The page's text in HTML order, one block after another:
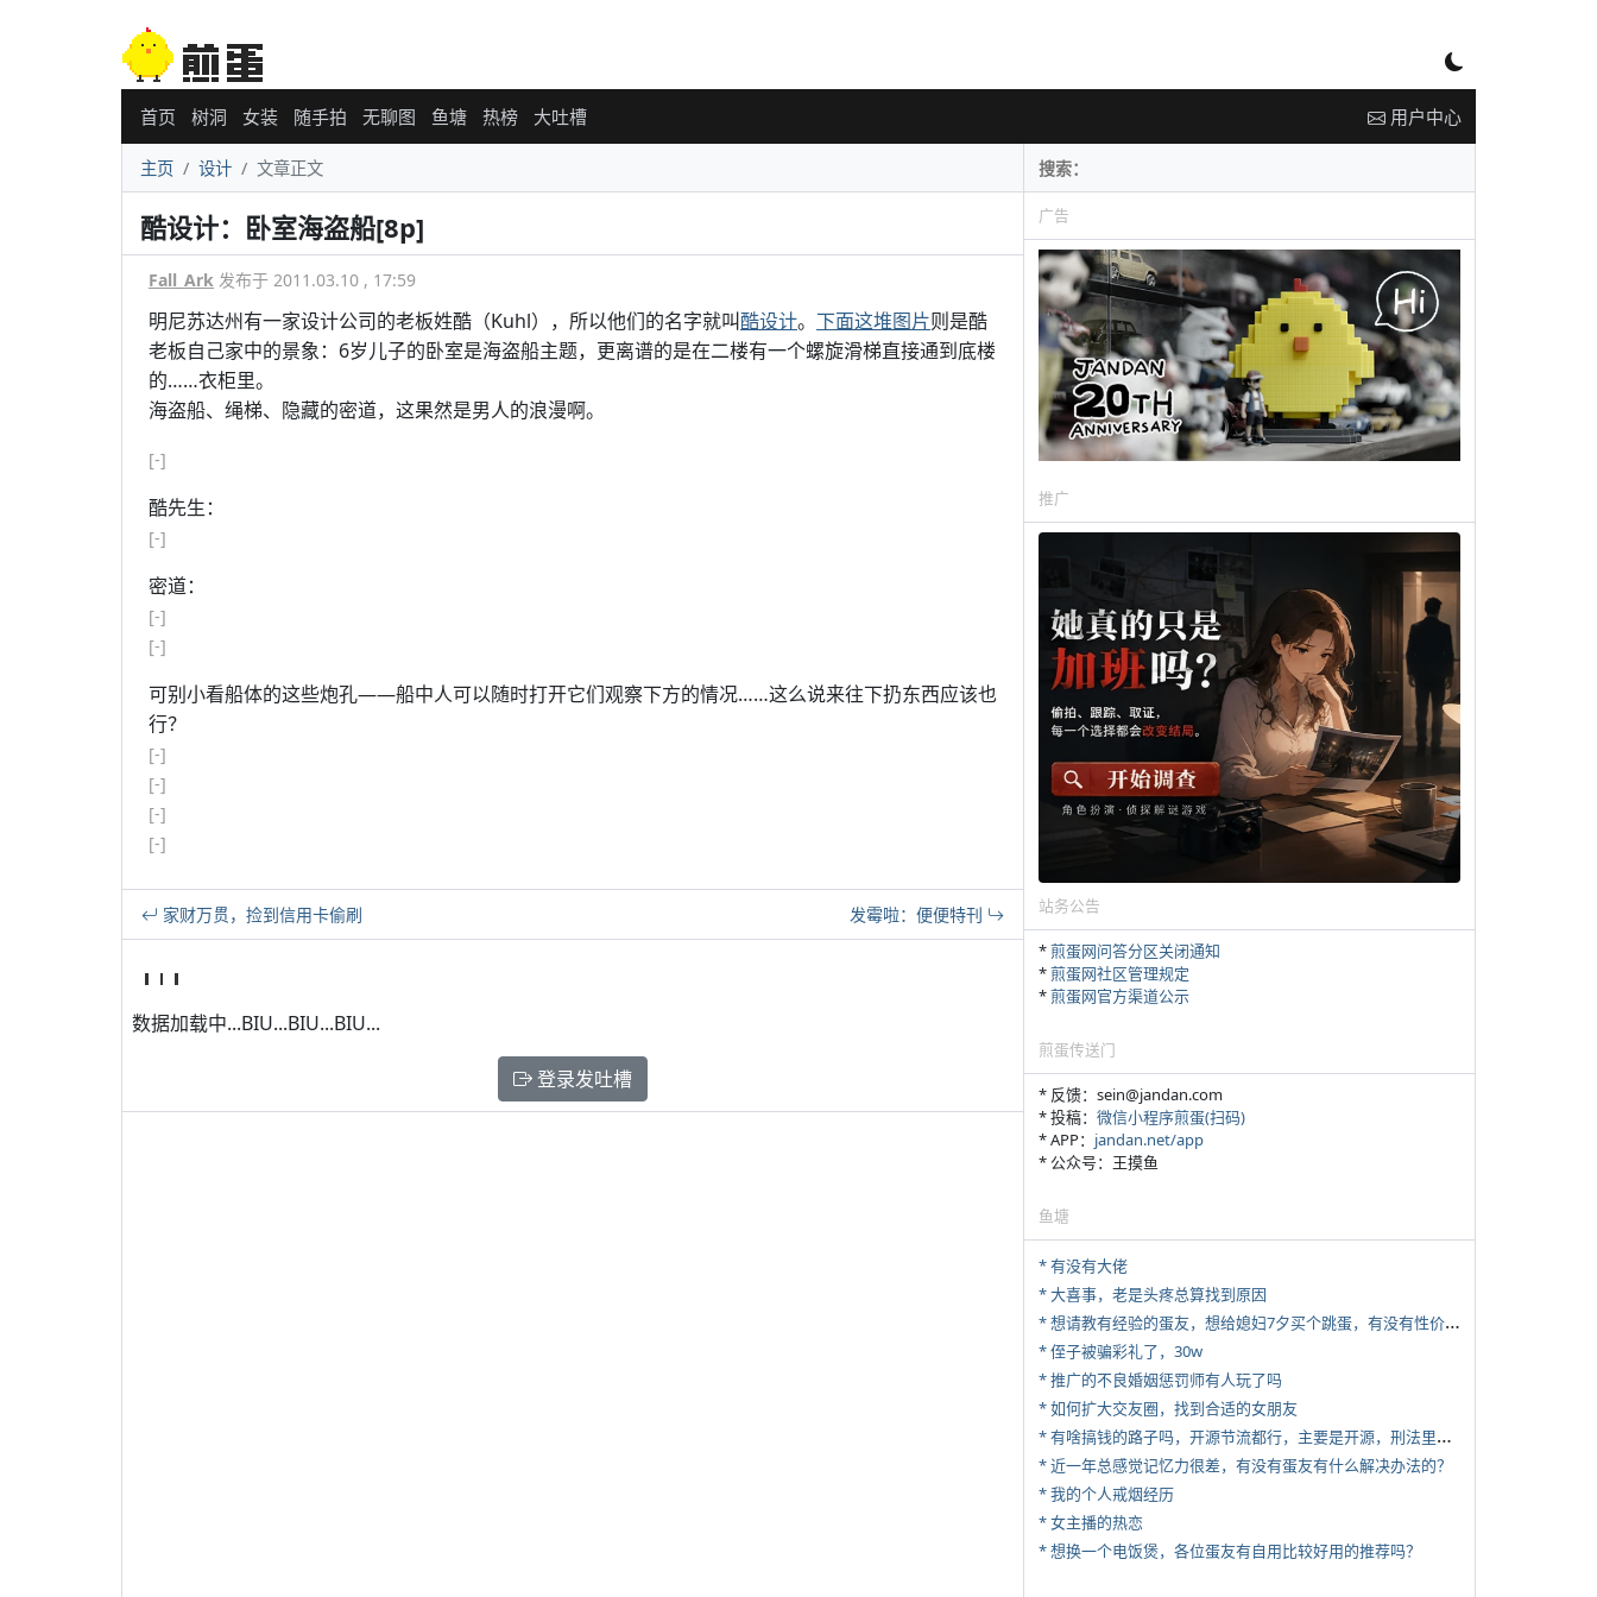
首页 树洞 女装 随手拍 无聊图 鱼塘 热榜 大吐槽 用户中心
主页 设计 文章正文
酷设计：卧室海盗船[8p]
Fall_Ark 发布于 2011.03.10 , 17:59
明尼苏达州有一家设计公司的老板姓酷（Kuhl），所以他们的名字就叫酷设计。 下面这堆图片则是酷
老板自己家中的景象：6岁儿子的卧室是海盗船主题，更离谱的是在二楼有一个螺旋滑梯直接通到底楼
的……衣柜里。
海盗船、绳梯、隐藏的密道，这果然是男人的浪漫啊。
[-]
酷先生：
[-]
密道：
[-]
[-]
可别小看船体的这些炮孔——船中人可以随时打开它们观察下方的情况……这么说来往下扔东西应该也
行？
[-]
[-]
[-]
[-]
家财万贯，捡到信用卡偷刷 发霉啦：便便特刊
数据加载中...BIU...BIU...BIU...
登录发吐槽
广告
推广
站务公告
*煎蛋网问答分区关闭通知
*煎蛋网社区管理规定
*煎蛋网官方渠道公示
煎蛋传送门
* 反馈：sein@jandan.com
* 投稿： 微信小程序煎蛋(扫码)
* APP： jandan.net/app
* 公众号：王摸鱼
鱼塘
* 有没有大佬
* 大喜事，老是头疼总算找到原因
*
想请教有经验的蛋友，想给媳妇7夕买个跳蛋，有没有性价比高的推荐
* 侄子被骗彩礼了，30w
* 推广的不良婚姻惩罚师有人玩了吗
* 如何扩大交友圈，找到合适的女朋友
*
有啥搞钱的路子吗，开源节流都行，主要是开源，刑法里的咱不做
* 近一年总感觉记忆力很差，有没有蛋友有什么解决办法的？
* 我的个人戒烟经历
* 女主播的热恋
* 想换一个电饭煲，各位蛋友有自用比较好用的推荐吗？